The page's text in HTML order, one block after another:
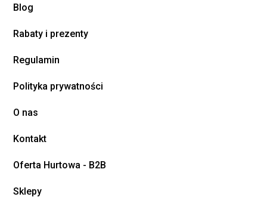
Blog
Rabaty i prezenty
Regulamin
Polityka prywatności
O nas
Kontakt
Oferta Hurtowa - B2B
Sklepy